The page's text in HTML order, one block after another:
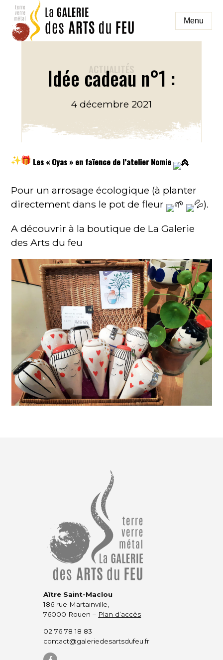
Aller
contenu
Menu
Idée cadeau n°1 :
ACTUALITÉS
4 décembre 2021
Les « Oyas » en faïence de l’atelier Nomie
Pour un arrosage écologique (à planter
directement dans le pot de fleur
).
A découvrir à la boutique de La Galerie
des Arts du feu
Aître Saint-Maclou
186 rue Martainville,
76000 Rouen – Plan d’accès
02 76 78 18 83
contact@galeriedesartsdufeu.fr